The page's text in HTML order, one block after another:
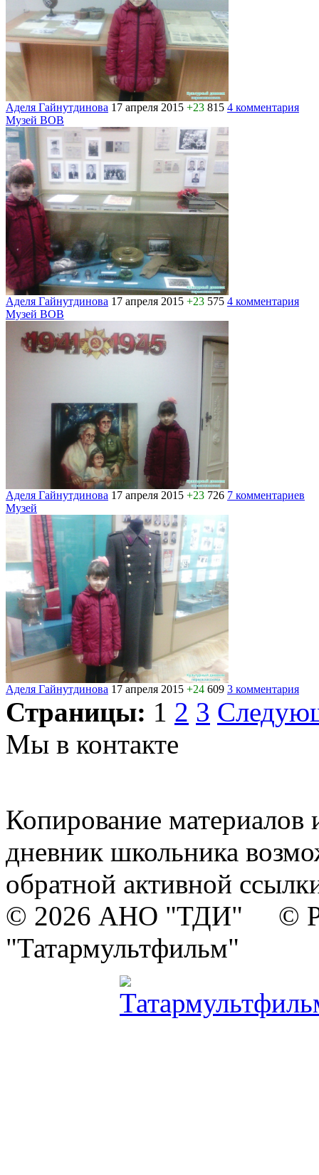
Аделя Гайнутдинова 17 апреля 2015 +23 815 4 комментария
Музей ВОВ
Аделя Гайнутдинова 17 апреля 2015 +23 575 4 комментария
Музей ВОВ
Аделя Гайнутдинова 17 апреля 2015 +23 726 7 комментариев
Музей
Аделя Гайнутдинова 17 апреля 2015 +24 609 3 комментария
Страницы: 1 2 3
Мы в контакте
Копирование материалов
дневник школьника
обратной активной
© 2026 АНО "ТДИ" ©
"Татармультфильм"